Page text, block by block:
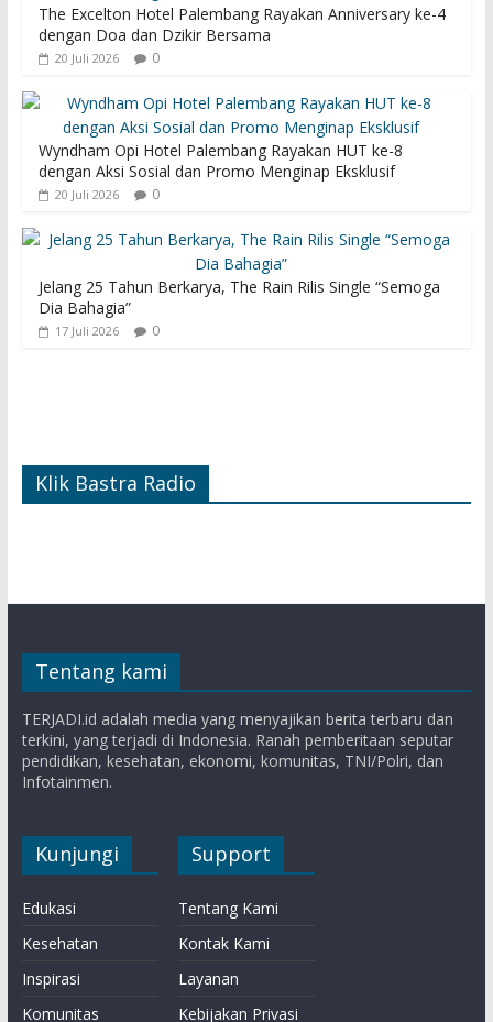
The Excelton Hotel Palembang Rayakan Anniversary ke-4
dengan Doa dan Dzikir Bersama
20 Juli 2026 0
Wyndham Opi Hotel Palembang Rayakan HUT ke-8
dengan Aksi Sosial dan Promo Menginap Eksklusif
20 Juli 2026 0
Jelang 25 Tahun Berkarya, The Rain Rilis Single “Semoga
Dia Bahagia”
17 Juli 2026 0
Klik Bastra Radio
Tentang kami
TERJADI.id adalah media yang menyajikan berita terbaru dan
terkini, yang terjadi di Indonesia. Ranah pemberitaan seputar
pendidikan, kesehatan, ekonomi, komunitas, TNI/Polri, dan
Infotainmen.
Kunjungi
Edukasi
Kesehatan
Inspirasi
Komunitas
Support
Tentang Kami
Kontak Kami
Layanan
Kebijakan Privasi